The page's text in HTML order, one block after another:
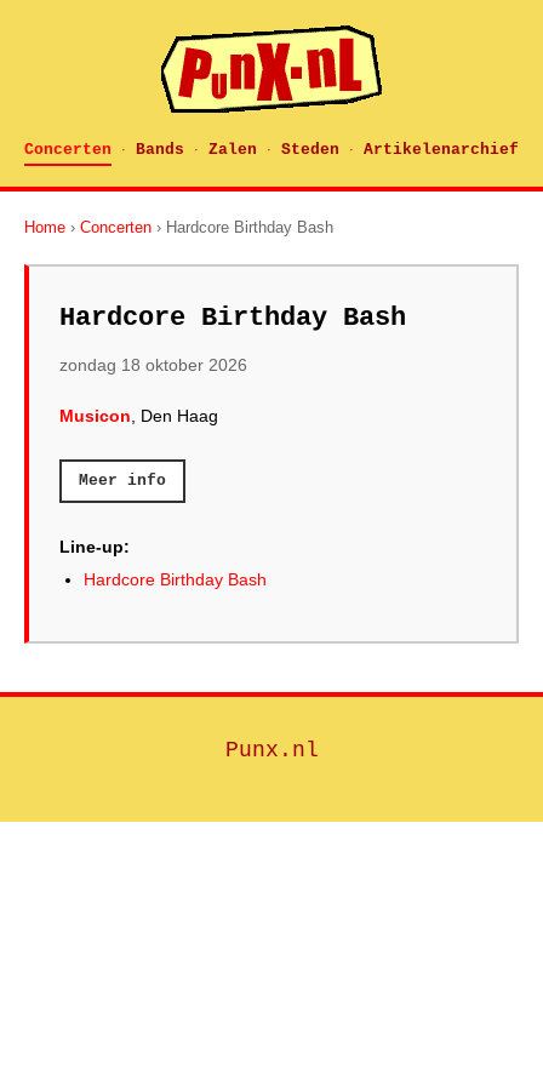
Concerten · Bands · Zalen · Steden · Artikelenarchief
Home › Concerten › Hardcore Birthday Bash
Hardcore Birthday Bash
zondag 18 oktober 2026
Musicon , Den Haag
Meer info
Line-up:
Hardcore Birthday Bash
Punx.nl